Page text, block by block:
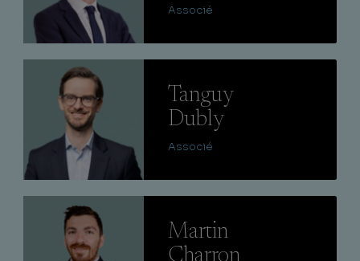
Associé
Tanguy
Dubly
Associé
Martin
Charron